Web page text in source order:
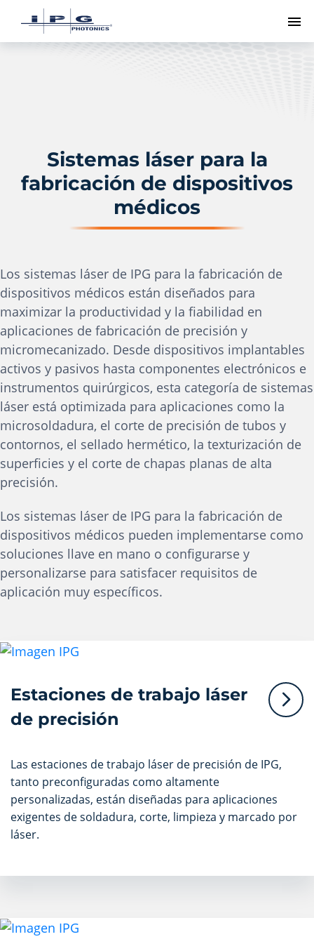
Sistemas láser para la
fabricación de dispositivos
médicos
Los sistemas láser de IPG para la fabricación de
dispositivos médicos están diseñados para
maximizar la productividad y la fiabilidad en
aplicaciones de fabricación de precisión y
micromecanizado. Desde dispositivos implantables
activos y pasivos hasta componentes electrónicos e
instrumentos quirúrgicos, esta categoría de sistemas
láser está optimizada para aplicaciones como la
microsoldadura, el corte de precisión de tubos y
contornos, el sellado hermético, la texturización de
superficies y el corte de chapas planas de alta
precisión.
Los sistemas láser de IPG para la fabricación de
dispositivos médicos pueden implementarse como
soluciones llave en mano o configurarse y
personalizarse para satisfacer requisitos de
aplicación muy específicos.
Estaciones de trabajo láser
de precisión
Las estaciones de trabajo láser de precisión de IPG,
tanto preconfiguradas como altamente
personalizadas, están diseñadas para aplicaciones
exigentes de soldadura, corte, limpieza y marcado por
láser.